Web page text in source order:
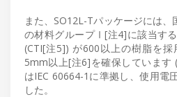
また、SO12L-Tパッケージには
の材料グループⅠ[注4]に該当す
(CTI[注5]) が600以上の樹脂を
5mm以上[注6]を確保しています
はIEC 60664-1に準拠し、使用電
した。